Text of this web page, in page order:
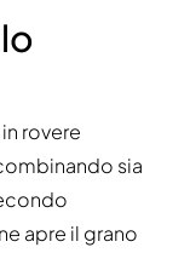
rovere
sia
apre il grano